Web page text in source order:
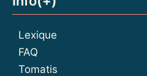
Lexique
FAQ
Tomatis